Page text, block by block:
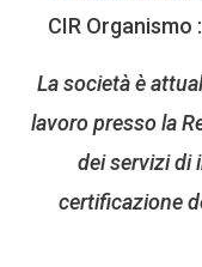
CIR Organismo
La società è
lavoro presso la
dei servizi di
certificazione